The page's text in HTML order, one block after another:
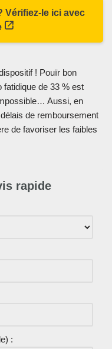
Vérifiez-le ici avec
! Pouïr bon
fatidique de 33 % est
Aussi, en
de remboursement
de favoriser les faibles
rapide
: